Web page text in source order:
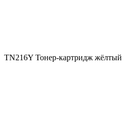
TN216Y Тонер-картридж жёлтый